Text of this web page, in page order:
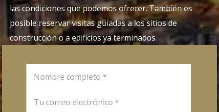
las condiciones que podemos ofrecer. También es
posible reservar visitas guiadas a los sitios de
construcción o a edificios ya terminados.